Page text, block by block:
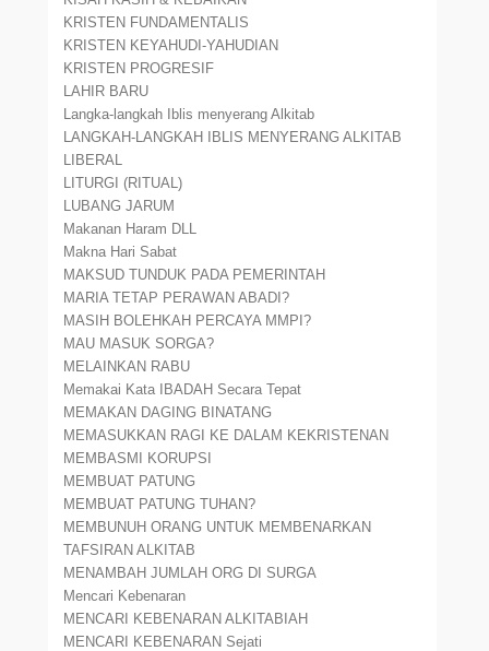
KRISTEN FUNDAMENTALIS
KRISTEN KEYAHUDI-YAHUDIAN
KRISTEN PROGRESIF
LAHIR BARU
Langka-langkah Iblis menyerang Alkitab
LANGKAH-LANGKAH IBLIS MENYERANG ALKITAB
LIBERAL
LITURGI (RITUAL)
LUBANG JARUM
Makanan Haram DLL
Makna Hari Sabat
MAKSUD TUNDUK PADA PEMERINTAH
MARIA TETAP PERAWAN ABADI?
MASIH BOLEHKAH PERCAYA MMPI?
MAU MASUK SORGA?
MELAINKAN RABU
Memakai Kata IBADAH Secara Tepat
MEMAKAN DAGING BINATANG
MEMASUKKAN RAGI KE DALAM KEKRISTENAN
MEMBASMI KORUPSI
MEMBUAT PATUNG
MEMBUAT PATUNG TUHAN?
MEMBUNUH ORANG UNTUK MEMBENARKAN
TAFSIRAN ALKITAB
MENAMBAH JUMLAH ORG DI SURGA
Mencari Kebenaran
MENCARI KEBENARAN ALKITABIAH
MENCARI KEBENARAN Sejati